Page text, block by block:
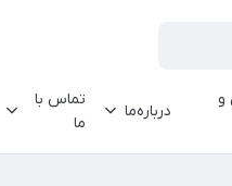
و
درباره‌ما
تماس با
ما